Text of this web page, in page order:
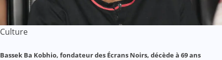
Culture
Bassek Ba Kobhio, fondateur des Écrans Noirs, décède à 69 ans